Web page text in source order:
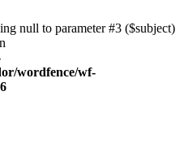
null to parameter #3 ($subject)
wordfence/wf-